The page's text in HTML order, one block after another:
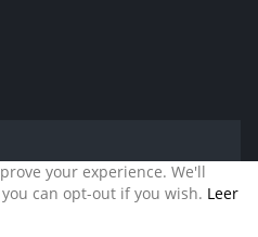
your experience. We'll
can opt-out if you wish. Leer